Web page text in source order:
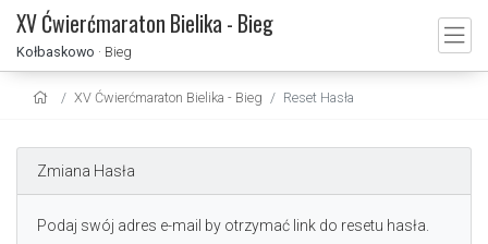
XV Ćwierćmaraton Bielika - Bieg
Kołbaskowo · Bieg
XV Ćwierćmaraton Bielika - Bieg Reset Hasła
Zmiana Hasła
Podaj swój adres e-mail by otrzymać link do resetu hasła.